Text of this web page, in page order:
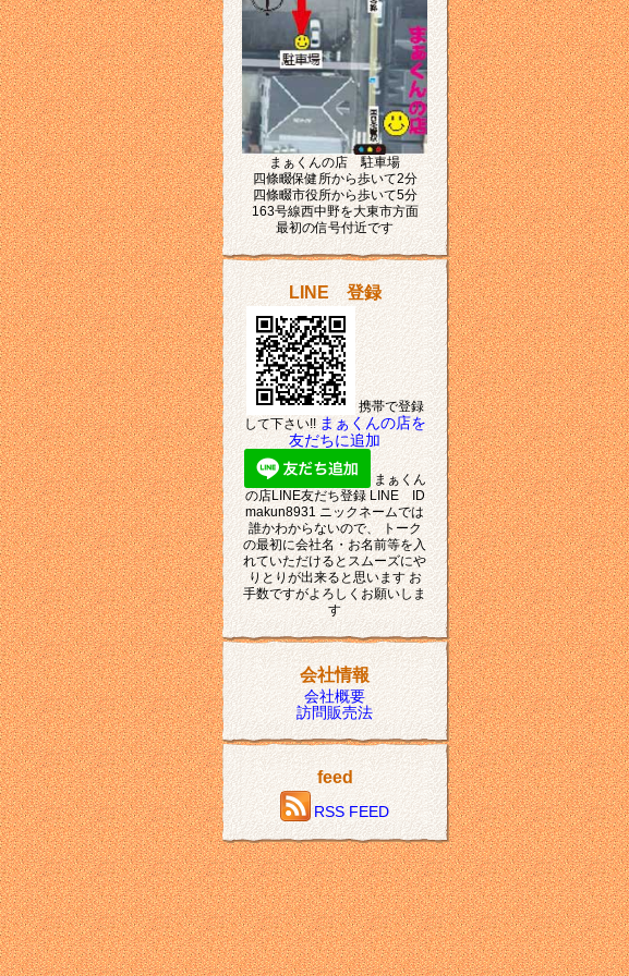
まぁくんの店 駐車場
四條畷保健所から歩いて2分
四條畷市役所から歩いて5分
163号線西中野を大東市方面
最初の信号付近です
LINE 登録
携帯で登録
して下さい!!まぁくんの店を
友だちに追加
まぁくん
の店LINE友だち登録 LINE ID
makun8931 ニックネームでは
誰かわからないので、 トーク
の最初に会社名・お名前等を入
れていただけるとスムーズにや
りとりが出来ると思います お
手数ですがよろしくお願いしま
す
会社情報
会社概要
訪問販売法
feed
RSS FEED